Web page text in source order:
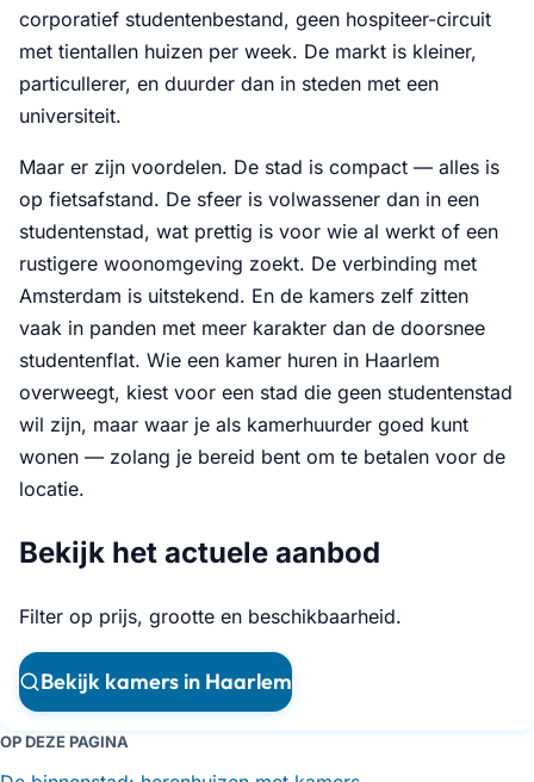
corporatief studentenbestand, geen hospiteer-circuit
met tientallen huizen per week. De markt is kleiner,
particullerer, en duurder dan in steden met een
universiteit.
Maar er zijn voordelen. De stad is compact — alles is
op fietsafstand. De sfeer is volwassener dan in een
studentenstad, wat prettig is voor wie al werkt of een
rustigere woonomgeving zoekt. De verbinding met
Amsterdam is uitstekend. En de kamers zelf zitten
vaak in panden met meer karakter dan de doorsnee
studentenflat. Wie een kamer huren in Haarlem
overweegt, kiest voor een stad die geen studentenstad
wil zijn, maar waar je als kamerhuurder goed kunt
wonen — zolang je bereid bent om te betalen voor de
locatie.
Bekijk het actuele aanbod
Filter op prijs, grootte en beschikbaarheid.
Bekijk kamers in Haarlem
OP DEZE PAGINA